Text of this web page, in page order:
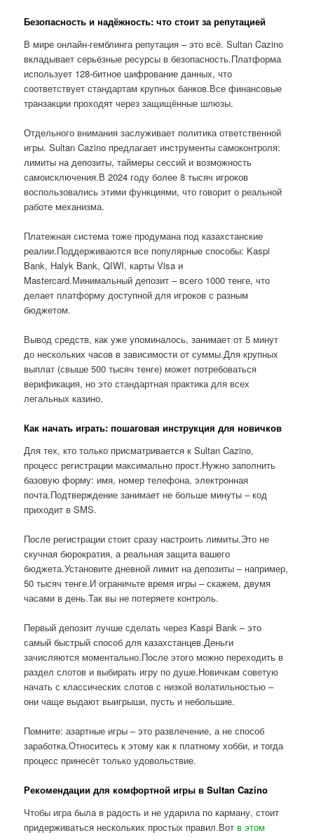
Безопасность и надёжность: что стоит за репутацией
В мире онлайн-гемблинга репутация – это всё. Sultan Cazino
вкладывает серьёзные ресурсы в безопасность.Платформа
использует 128-битное шифрование данных, что
соответствует стандартам крупных банков.Все финансовые
транзакции проходят через защищённые шлюзы.
Отдельного внимания заслуживает политика ответственной
игры. Sultan Cazino предлагает инструменты самоконтроля:
лимиты на депозиты, таймеры сессий и возможность
самоисключения.В 2024 году более 8 тысяч игроков
воспользовались этими функциями, что говорит о реальной
работе механизма.
Платежная система тоже продумана под казахстанские
реалии.Поддерживаются все популярные способы: Kaspi
Bank, Halyk Bank, QIWI, карты Visa и
Mastercard.Минимальный депозит – всего 1000 тенге, что
делает платформу доступной для игроков с разным
бюджетом.
Вывод средств, как уже упоминалось, занимает от 5 минут
до нескольких часов в зависимости от суммы.Для крупных
выплат (свыше 500 тысяч тенге) может потребоваться
верификация, но это стандартная практика для всех
легальных казино.
Как начать играть: пошаговая инструкция для новичков
Для тех, кто только присматривается к Sultan Cazino,
процесс регистрации максимально прост.Нужно заполнить
базовую форму: имя, номер телефона, электронная
почта.Подтверждение занимает не больше минуты – код
приходит в SMS.
После регистрации стоит сразу настроить лимиты.Это не
скучная бюрократия, а реальная защита вашего
бюджета.Установите дневной лимит на депозиты – например,
50 тысяч тенге.И ограничьте время игры – скажем, двумя
часами в день.Так вы не потеряете контроль.
Первый депозит лучше сделать через Kaspi Bank – это
самый быстрый способ для казахстанцев.Деньги
зачисляются моментально.После этого можно переходить в
раздел слотов и выбирать игру по душе.Новичкам советую
начать с классических слотов с низкой волатильностью –
они чаще выдают выигрыши, пусть и небольшие.
Помните: азартные игры – это развлечение, а не способ
заработка.Относитесь к этому как к платному хобби, и тогда
процесс принесёт только удовольствие.
Рекомендации для комфортной игры в Sultan Cazino
Чтобы игра была в радость и не ударила по карману, стоит
придерживаться нескольких простых правил.Вотв этом